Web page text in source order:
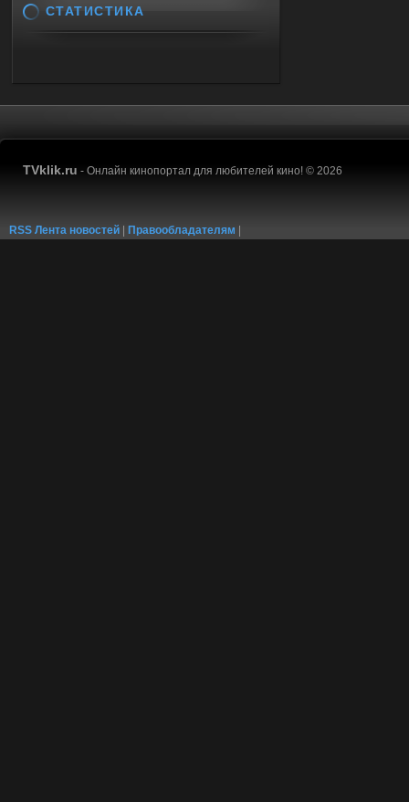
СТАТИСТИКА
TVklik.ru - Онлайн кинопортал для любителей кино! © 2026
RSS Лента новостей Правообладателям